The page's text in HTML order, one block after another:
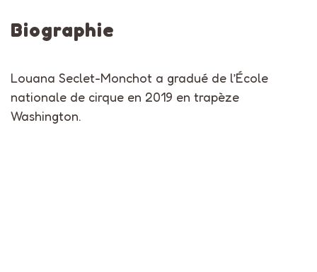
Biographie
Louana Seclet-Monchot a gradué de l’École
nationale de cirque en 2019 en trapèze
Washington.